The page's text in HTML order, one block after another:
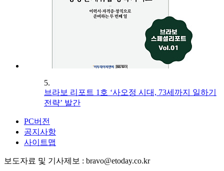
5.
브라보 리포트 1호 ‘사오정 시대, 73세까지 일하기
전략’ 발간
PC버전
공지사항
사이트맵
보도자료 및 기사제보 : bravo@etoday.co.kr